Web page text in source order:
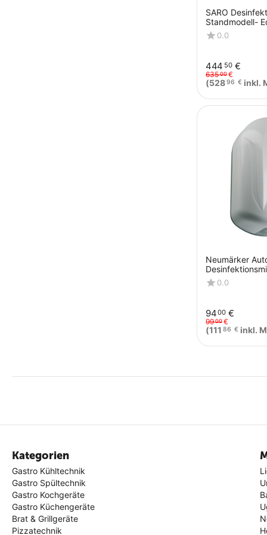
SARO
Standmodell-
0.0
444 50 €
63500€
(52896 € inkl.
Neumärker
ADM11
0.0
9400 €
9900€
(111 86 € inkl.
Kategorien
Gastro Kühltechnik
Gastro Spültechnik
Gastro Kochgeräte
Gastro Küchengeräte
Brat & Grillgeräte
Pizzatechnik